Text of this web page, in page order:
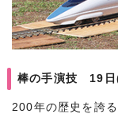
棒の手演技 19日
200年の歴史を誇